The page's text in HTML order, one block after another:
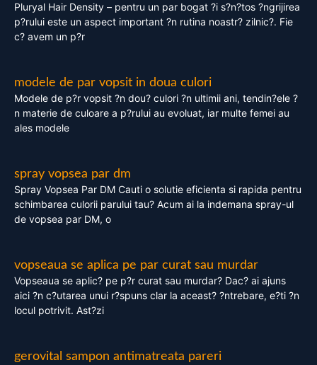
Pluryal Hair Density – pentru un par bogat ?i s?n?tos ?ngrijirea
p?rului este un aspect important ?n rutina noastr? zilnic?. Fie
c? avem un p?r
modele de par vopsit in doua culori
Modele de p?r vopsit ?n dou? culori ?n ultimii ani, tendin?ele ?
n materie de culoare a p?rului au evoluat, iar multe femei au
ales modele
spray vopsea par dm
Spray Vopsea Par DM Cauti o solutie eficienta si rapida pentru
schimbarea culorii parului tau? Acum ai la indemana spray-ul
de vopsea par DM, o
vopseaua se aplica pe par curat sau murdar
Vopseaua se aplic? pe p?r curat sau murdar? Dac? ai ajuns
aici ?n c?utarea unui r?spuns clar la aceast? ?ntrebare, e?ti ?n
locul potrivit. Ast?zi
gerovital sampon antimatreata pareri